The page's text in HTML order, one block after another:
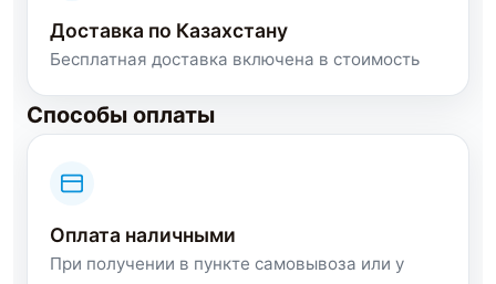
Доставка по Казахстану
Бесплатная доставка включена в стоимость
Способы оплаты
Оплата наличными
При получении в пункте самовывоза или у